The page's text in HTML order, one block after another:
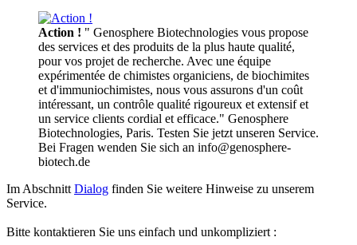
Action ! " Genosphere Biotechnologies vous propose
des services et des produits de la plus haute qualité,
pour vos projet de recherche. Avec une équipe
expérimentée de chimistes organiciens, de biochimites
et d'immuniochimistes, nous vous assurons d'un coût
intéressant, un contrôle qualité rigoureux et extensif et
un service clients cordial et efficace." Genosphere
Biotechnologies, Paris. Testen Sie jetzt unseren Service.
Bei Fragen wenden Sie sich an info@genosphere-
biotech.de
Im Abschnitt Dialog finden Sie weitere Hinweise zu unserem
Service.
Bitte kontaktieren Sie uns einfach und unkompliziert :